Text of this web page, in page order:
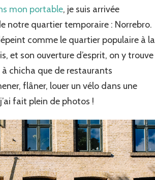
mon portable, je suis arrivée
notre quartier temporaire : Norrebro.
comme le quartier populaire à la
et son ouverture d’esprit, on y trouve
chicha que de restaurants
flâner, louer un vélo dans une
fait plein de photos !